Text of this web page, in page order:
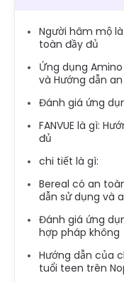
Người hâm mộ
toàn đầy đủ
Ứng dụng
và Hướng dẫn
Đánh giá ứng
FANVUE là gì:
đủ
chi tiết là gì:
Bereal có an
dẫn sử dụng và
Đánh giá ứng
hợp pháp không
Hướng dẫn của
tuổi teen trên